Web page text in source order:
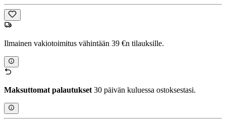
Ilmainen vakiotoimitus vähintään 39 €n tilauksille.
Maksuttomat palautukset 30 päivän kuluessa ostoksestasi.